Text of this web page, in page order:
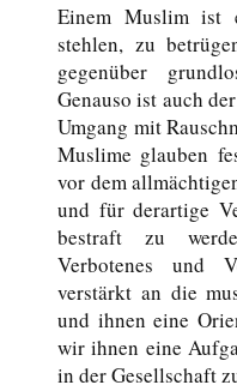
Einem Muslim ist
stehlen, zu
gegenüber
Genauso ist auch
Umgang mit
Muslime glauben
vor dem
und für derartige
bestraft zu
Verbotenes und
verstärkt an die
und ihnen eine
wir ihnen eine
in der Gesellschaft